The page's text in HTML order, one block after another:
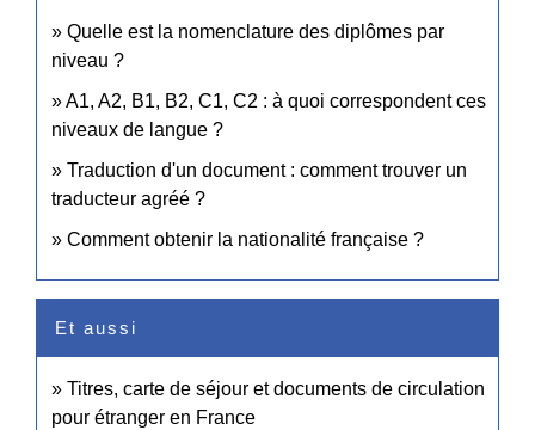
Quelle est la nomenclature des diplômes par
niveau ?
A1, A2, B1, B2, C1, C2 : à quoi correspondent ces
niveaux de langue ?
Traduction d'un document : comment trouver un
traducteur agréé ?
Comment obtenir la nationalité française ?
Et aussi
Titres, carte de séjour et documents de circulation
pour étranger en France